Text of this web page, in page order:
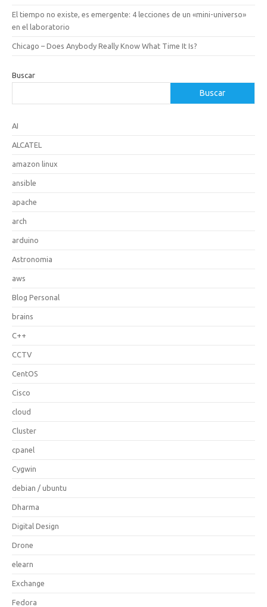
El tiempo no existe, es emergente: 4 lecciones de un «mini-universo»
en el laboratorio
Chicago – Does Anybody Really Know What Time It Is?
Buscar
Buscar
AI
ALCATEL
amazon linux
ansible
apache
arch
arduino
Astronomia
aws
Blog Personal
brains
C++
CCTV
CentOS
Cisco
cloud
Cluster
cpanel
Cygwin
debian / ubuntu
Dharma
Digital Design
Drone
elearn
Exchange
Fedora